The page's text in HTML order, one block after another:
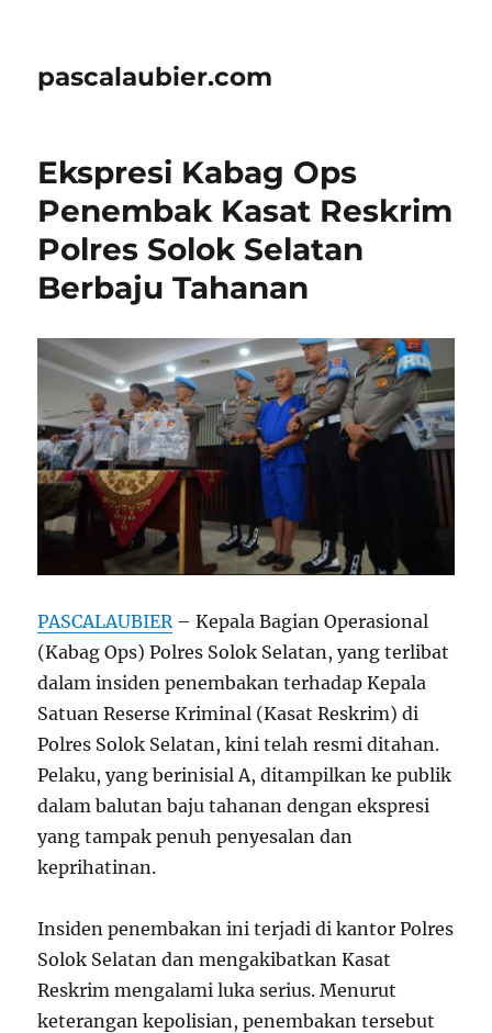
pascalaubier.com
Ekspresi Kabag Ops
Penembak Kasat Reskrim
Polres Solok Selatan
Berbaju Tahanan
PASCALAUBIER – Kepala Bagian Operasional
(Kabag Ops) Polres Solok Selatan, yang terlibat
dalam insiden penembakan terhadap Kepala
Satuan Reserse Kriminal (Kasat Reskrim) di
Polres Solok Selatan, kini telah resmi ditahan.
Pelaku, yang berinisial A, ditampilkan ke publik
dalam balutan baju tahanan dengan ekspresi
yang tampak penuh penyesalan dan
keprihatinan.
Insiden penembakan ini terjadi di kantor Polres
Solok Selatan dan mengakibatkan Kasat
Reskrim mengalami luka serius. Menurut
keterangan kepolisian, penembakan tersebut